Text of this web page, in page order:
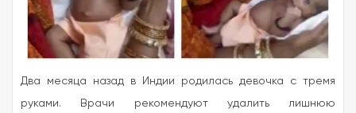
Два месяца назад в Индии родилась девочка с тремя
руками. Врачи рекомендуют удалить лишнюю